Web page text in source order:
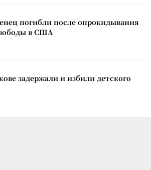
погибли после опрокидывания
в США
задержали и избили детского